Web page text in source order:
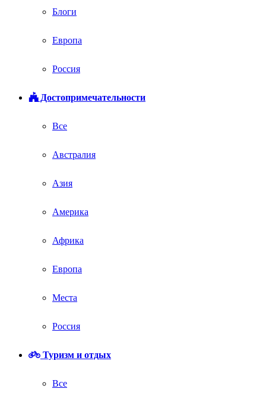
Блоги
Европа
Россия
Достопримечательности
Все
Австралия
Азия
Америка
Африка
Европа
Места
Россия
Туризм и отдых
Все